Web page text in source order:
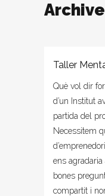
Archive
Taller
Què vol dir
d’un Institut
partida del
Necessitem
ens
bones
compartit i